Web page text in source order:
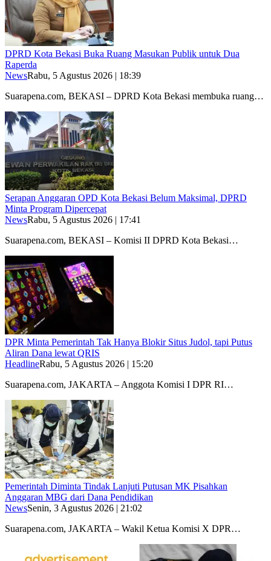
DPRD Kota Bekasi Buka Ruang Masukan Publik untuk Dua
Raperda
NewsRabu, 5 Agustus 2026 | 18:39
Suarapena.com, BEKASI – DPRD Kota Bekasi membuka ruang…
Serapan Anggaran OPD Kota Bekasi Belum Maksimal, DPRD
Minta Program Dipercepat
NewsRabu, 5 Agustus 2026 | 17:41
Suarapena.com, BEKASI – Komisi II DPRD Kota Bekasi…
DPR Minta Pemerintah Tak Hanya Blokir Situs Judol, tapi Putus
Aliran Dana lewat QRIS
HeadlineRabu, 5 Agustus 2026 | 15:20
Suarapena.com, JAKARTA – Anggota Komisi I DPR RI…
Pemerintah Diminta Tindak Lanjuti Putusan MK Pisahkan
Anggaran MBG dari Dana Pendidikan
NewsSenin, 3 Agustus 2026 | 21:02
Suarapena.com, JAKARTA – Wakil Ketua Komisi X DPR…